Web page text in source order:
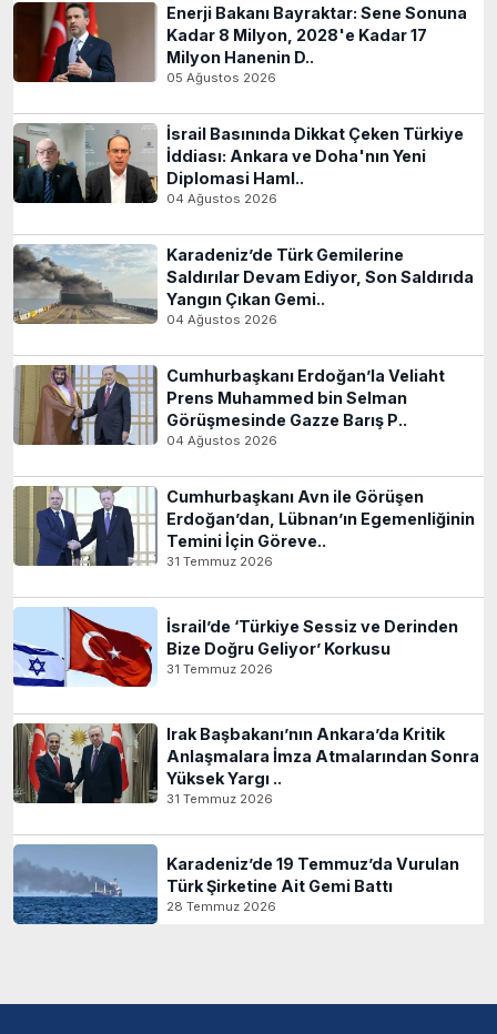
Enerji Bakanı Bayraktar: Sene Sonuna
Kadar 8 Milyon, 2028'e Kadar 17
Milyon Hanenin D..
05 Ağustos 2026
İsrail Basınında Dikkat Çeken Türkiye
İddiası: Ankara ve Doha'nın Yeni
Diplomasi Haml..
04 Ağustos 2026
Karadeniz’de Türk Gemilerine
Saldırılar Devam Ediyor, Son Saldırıda
Yangın Çıkan Gemi..
04 Ağustos 2026
Cumhurbaşkanı Erdoğan’la Veliaht
Prens Muhammed bin Selman
Görüşmesinde Gazze Barış P..
04 Ağustos 2026
Cumhurbaşkanı Avn ile Görüşen
Erdoğan’dan, Lübnan’ın Egemenliğinin
Temini İçin Göreve..
31 Temmuz 2026
İsrail’de ‘Türkiye Sessiz ve Derinden
Bize Doğru Geliyor’ Korkusu
31 Temmuz 2026
Irak Başbakanı’nın Ankara’da Kritik
Anlaşmalara İmza Atmalarından Sonra
Yüksek Yargı ..
31 Temmuz 2026
Karadeniz’de 19 Temmuz’da Vurulan
Türk Şirketine Ait Gemi Battı
28 Temmuz 2026